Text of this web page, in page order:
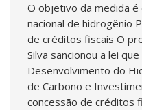
O objetivo da medida é
nacional de hidrogênio
de créditos fiscais O
Silva sancionou a lei
Desenvolvimento do
de Carbono e
concessão de créditos